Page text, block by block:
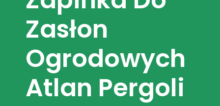
Zasłon
Ogrodowych
Atlan Pergoli